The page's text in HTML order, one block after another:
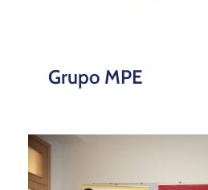
Grupo MPE